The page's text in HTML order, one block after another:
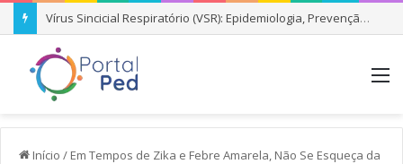
Vírus Sincicial Respiratório (VSR): Epidemiologia, Prevenção e Condutas Clínicas
Início / Em Tempos de Zika e Febre Amarela, Não Se Esqueça da